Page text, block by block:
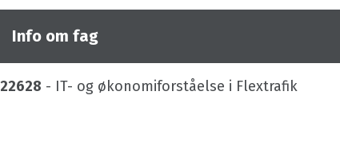
Info om fag
22628 - IT- og økonomiforståelse i Flextrafik